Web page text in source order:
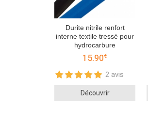
Durite nitrile renfort
interne textile tressé pour
hydrocarbure
15.90€
2 avis
Découvrir